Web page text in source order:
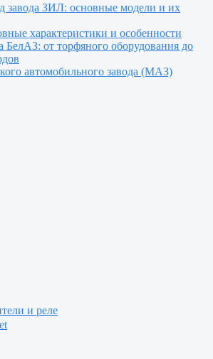
завода ЗИЛ: основные модели и их
характеристики и особенности
БелАЗ: от торфяного оборудования до
автомобильного завода (МАЗ)
и реле